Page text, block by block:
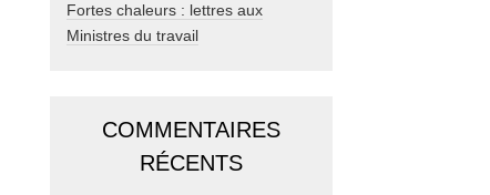
Fortes chaleurs : lettres aux
Ministres du travail
COMMENTAIRES
RÉCENTS